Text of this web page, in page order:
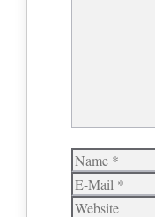
Name
E-
Mail
Website